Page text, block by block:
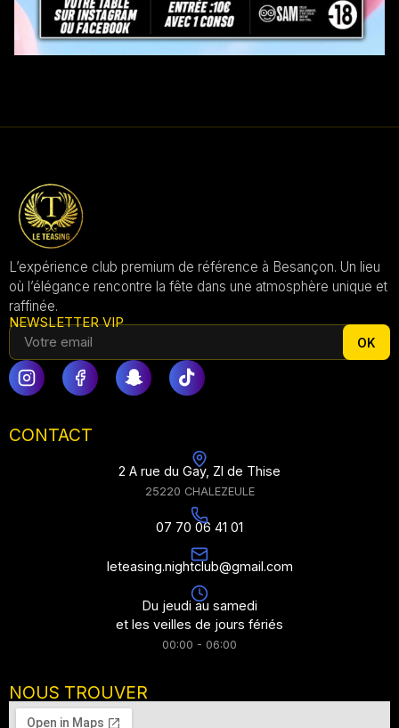
L’expérience club premium de référence à Besançon. Un lieu
où l’élégance rencontre la fête dans une atmosphère unique et
raffinée.
NEWSLETTER VIP
OK
CONTACT
2 A rue du Gay, ZI de Thise
25220 CHALEZEULE
07 70 06 41 01
leteasing.nightclub@gmail.com
Du jeudi au samedi
et les veilles de jours fériés
00:00 - 06:00
NOUS TROUVER